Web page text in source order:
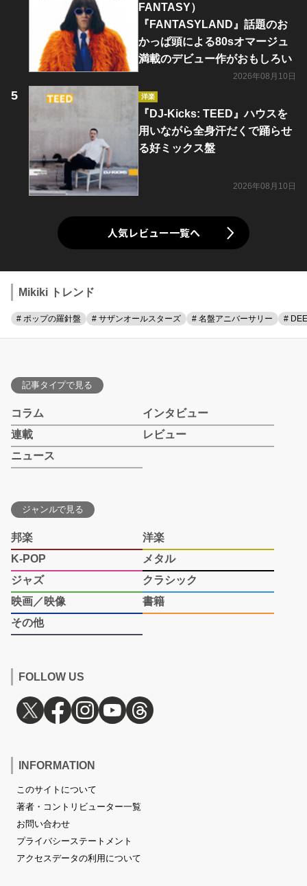
FANTASY）
『FANTASYLAND』話題のお
かっぱ頭による80sオマージュ
満載のデビュー作がおもしろい
2026年08月10日
洋楽
『DJ-Kicks: TEED』ハウスを
用いながら全身汗だくで踊らせ
る好ミックス盤
2026年08月10日
人気レビュー一覧へ
Mikiki トレンド
# ポップの羅針盤 # サザンオールスターズ # 名盤アニバーサリー #
記事タイプで見る
コラム
インタビュー
連載
レビュー
ニュース
ジャンルで見る
邦楽
洋楽
K-POP
メタル
ジャズ
クラシック
映画／映像
書籍
その他
FOLLOW US
INFORMATION
このサイトについて
著者・コントリビューター一覧
お問い合わせ
プライバシーステートメント
アクセスデータの利用について